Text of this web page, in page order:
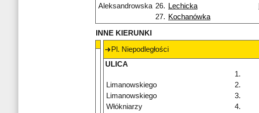
Aleksandrowska 26. Lechicka
27. Kochanówka
INNE KIERUNKI
Pl. Niepodległości
ULICA
1.
Limanowskiego
2.
Limanowskiego
3.
Włókniarzy
4.